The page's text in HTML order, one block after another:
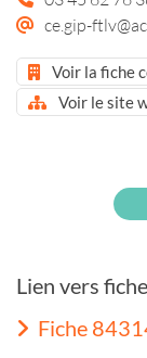
ce.gip-
Voir la fiche
Voir le site
Lien vers
Fiche